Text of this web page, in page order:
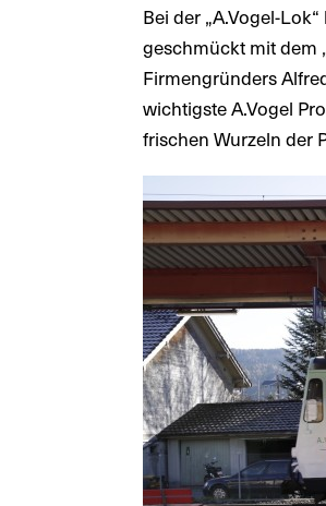
Bei der „A.Vogel-
geschmückt mit dem
Firmengründers
wichtigste A.Vogel
frischen Wurzeln der